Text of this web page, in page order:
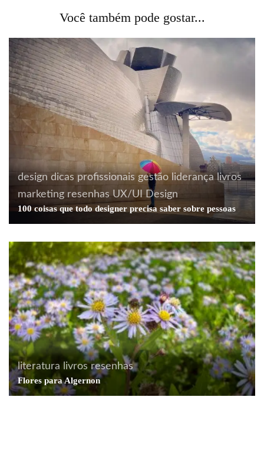
Você também pode gostar...
design dicas profissionais gestão liderança livros
marketing resenhas UX/UI Design
100 coisas que todo designer precisa saber sobre pessoas
literatura livros resenhas
Flores para Algernon
cinema curiosidades história literatura livros
Correndo da morte